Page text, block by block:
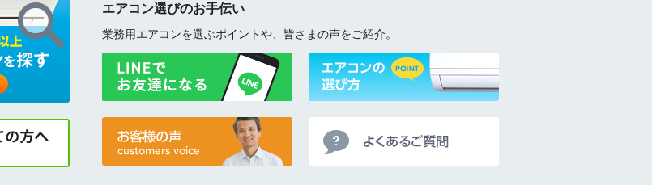
エアコン選びのお手伝い
業務用エアコンを選ぶポイントや、皆さまの声をご紹介。